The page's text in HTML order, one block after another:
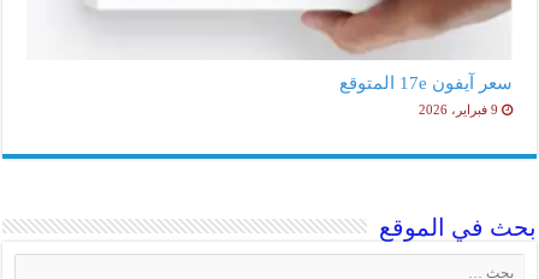
سعر آيفون 17e المتوقع
9 فبراير، 2026
بحث في الموقع